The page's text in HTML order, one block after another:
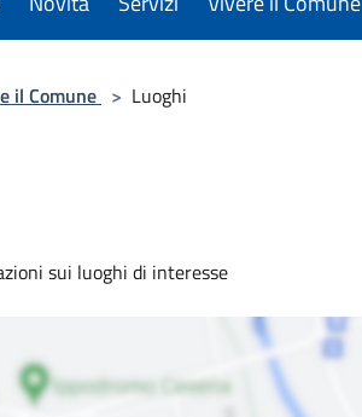
il Comune > Luoghi
sui luoghi di interesse